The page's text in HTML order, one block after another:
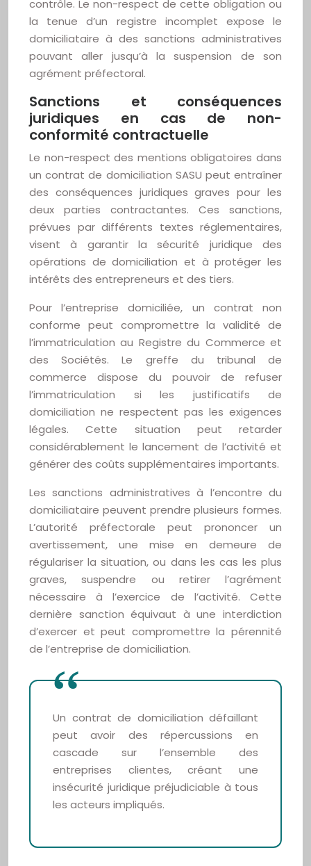
contrôle. Le non-respect de cette obligation ou
la tenue d’un registre incomplet expose le
domiciliataire à des sanctions administratives
pouvant aller jusqu’à la suspension de son
agrément préfectoral.
Sanctions et conséquences
juridiques en cas de non-
conformité contractuelle
Le non-respect des mentions obligatoires dans
un contrat de domiciliation SASU peut entraîner
des conséquences juridiques graves pour les
deux parties contractantes. Ces sanctions,
prévues par différents textes réglementaires,
visent à garantir la sécurité juridique des
opérations de domiciliation et à protéger les
intérêts des entrepreneurs et des tiers.
Pour l’entreprise domiciliée, un contrat non
conforme peut compromettre la validité de
l’immatriculation au Registre du Commerce et
des Sociétés. Le greffe du tribunal de
commerce dispose du pouvoir de refuser
l’immatriculation si les justificatifs de
domiciliation ne respectent pas les exigences
légales. Cette situation peut retarder
considérablement le lancement de l’activité et
générer des coûts supplémentaires importants.
Les sanctions administratives à l’encontre du
domiciliataire peuvent prendre plusieurs formes.
L’autorité préfectorale peut prononcer un
avertissement, une mise en demeure de
régulariser la situation, ou dans les cas les plus
graves, suspendre ou retirer l’agrément
nécessaire à l’exercice de l’activité. Cette
dernière sanction équivaut à une interdiction
d’exercer et peut compromettre la pérennité
de l’entreprise de domiciliation.
Un contrat de domiciliation défaillant
peut avoir des répercussions en
cascade sur l’ensemble des
entreprises clientes, créant une
insécurité juridique préjudiciable à tous
les acteurs impliqués.